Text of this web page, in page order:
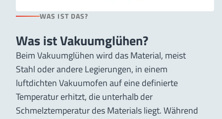
WAS IST DAS?
Was ist Vakuumglühen?
Beim Vakuumglühen wird das Material, meist
Stahl oder andere Legierungen, in einem
luftdichten Vakuumofen auf eine definierte
Temperatur erhitzt, die unterhalb der
Schmelztemperatur des Materials liegt. Während